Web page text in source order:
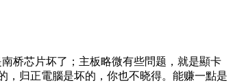
桥芯片坏了；主板略微有些問题，就是顯卡
，归正電腦是坏的，你也不晓得。能赚一點是